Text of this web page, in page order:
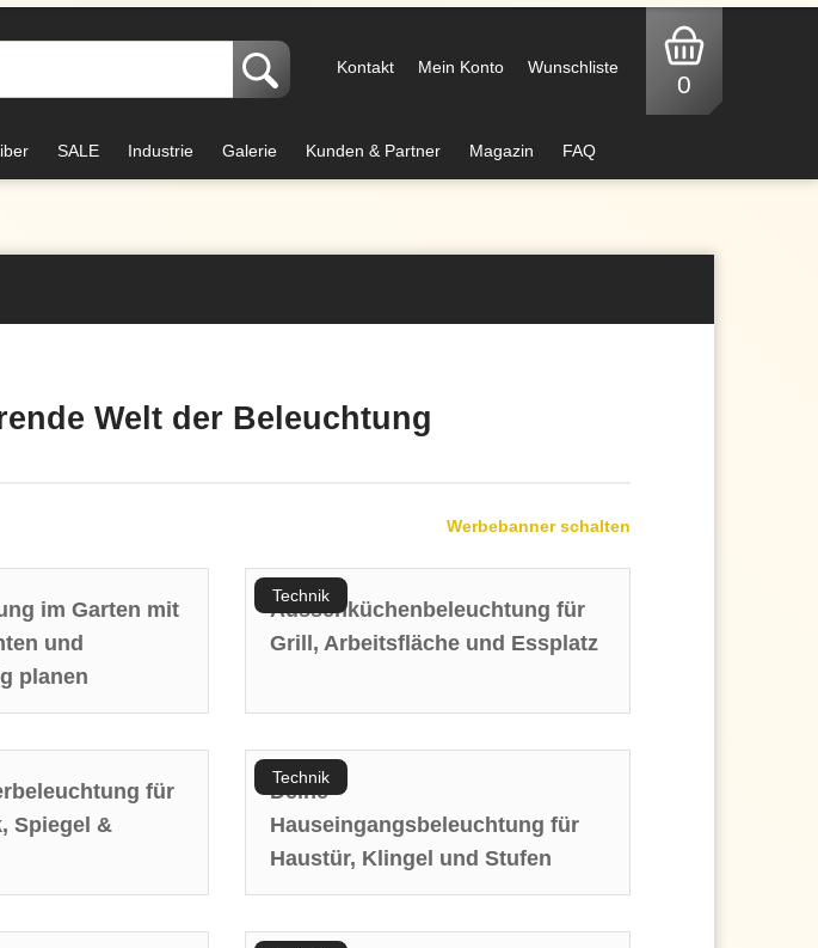
Kontakt Mein Konto Wunschliste
0
SALE Industrie Galerie Kunden & Partner Magazin FAQ
Welt der Beleuchtung
Werbebanner schalten
im Garten mit
und
planen
Technik
Aussenküchenbeleuchtung für
Grill, Arbeitsfläche und Essplatz
für
Spiegel &
Technik
Deine
Hauseingangsbeleuchtung für
Haustür, Klingel und Stufen